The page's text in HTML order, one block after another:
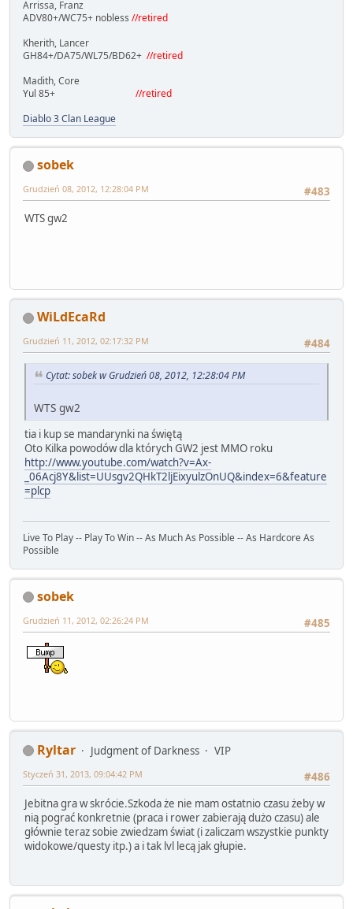
Arrissa, Franz
ADV80+/WC75+ nobless //retired
Kherith, Lancer
GH84+/DA75/WL75/BD62+ //retired
Madith, Core
Yul 85+ //retired
Diablo 3 Clan League
sobek
#483
Grudzień 08, 2012, 12:28:04 PM
WTS gw2
WiLdEcaRd
#484
Grudzień 11, 2012, 02:17:32 PM
Cytat: sobek w Grudzień 08, 2012, 12:28:04 PM
WTS gw2
tia i kup se mandarynki na świętą
Oto Kilka powodów dla których GW2 jest MMO roku
http://www.youtube.com/watch?v=Ax-
_06Acj8Y&list=UUsgv2QHkT2ljEixyulzOnUQ&index=6&feature
=plcp
Live To Play -- Play To Win -- As Much As Possible -- As Hardcore As
Possible
sobek
#485
Grudzień 11, 2012, 02:26:24 PM
Ryltar Judgment of Darkness
VIP
#486
Styczeń 31, 2013, 09:04:42 PM
Jebitna gra w skrócie.Szkoda że nie mam ostatnio czasu żeby w
nią pograć konkretnie (praca i rower zabierają dużo czasu) ale
głównie teraz sobie zwiedzam świat (i zaliczam wszystkie punkty
widokowe/questy itp.) a i tak lvl lecą jak głupie.